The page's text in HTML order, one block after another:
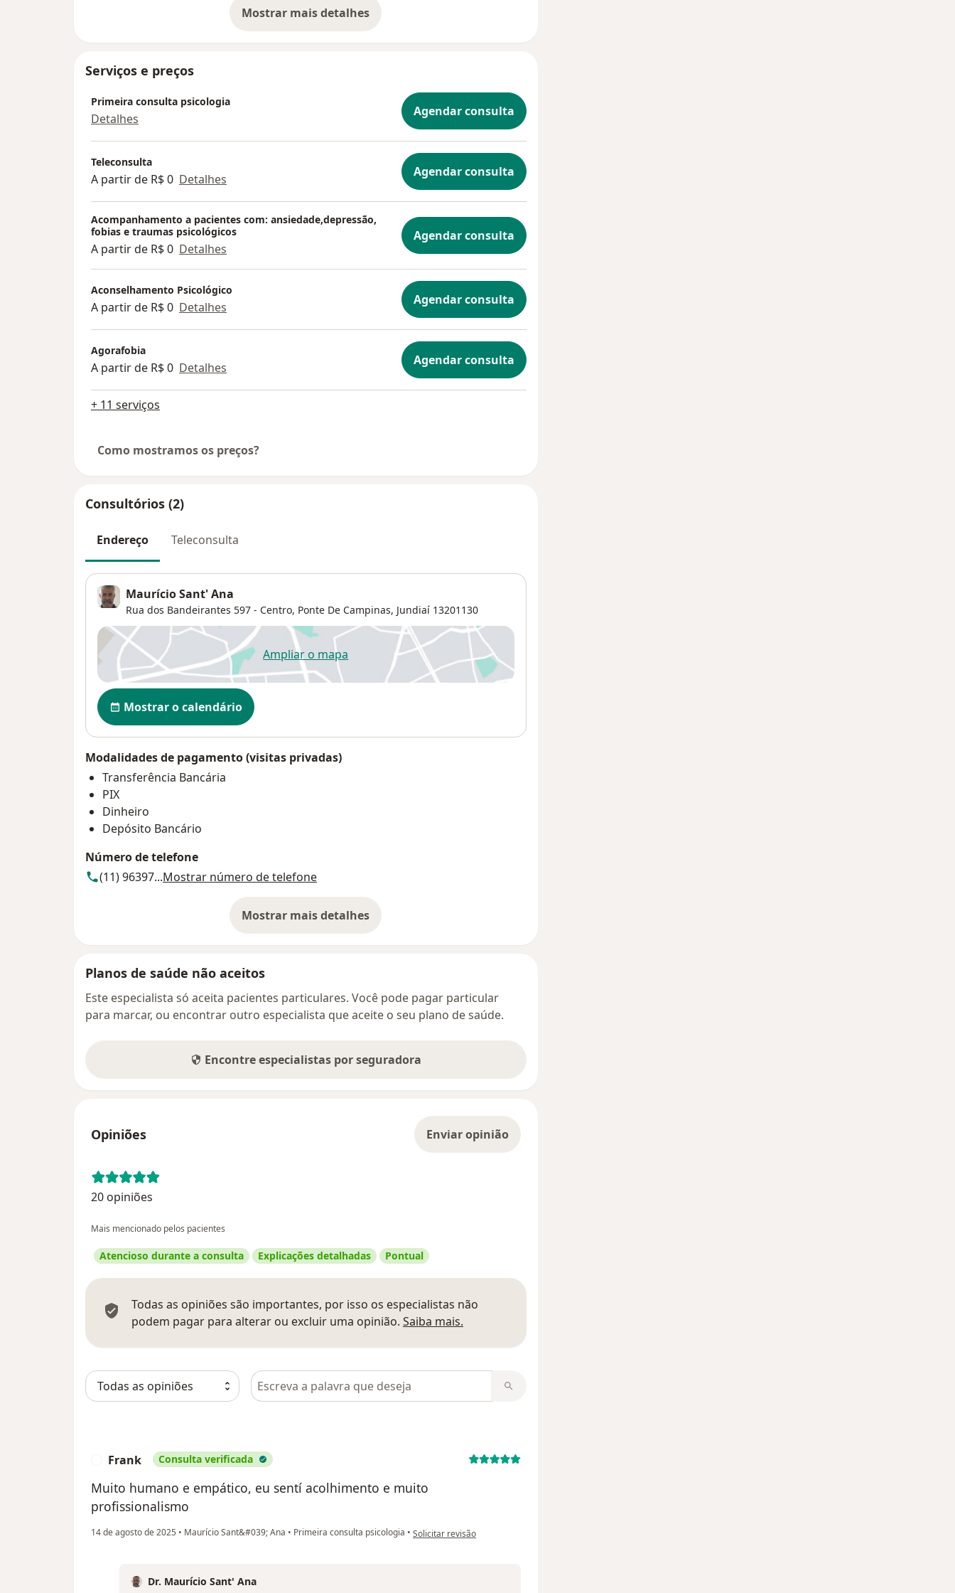
transtorno abuso substancias - TUS, apatia, melancolia, expectativa, abuso
vida, rompimentos, mudança, separação, superação desafio, presencial, online,
on-line.
Mostrar mais detalhes
sobre a experiência
Serviços e preços
Primeira consulta psicologia
Detalhes Agendar consulta
Teleconsulta
A partir de R$ 0 Detalhes Agendar consulta
Acompanhamento a pacientes com: ansiedade,depressão,
fobias e traumas psicológicos
A partir de R$ 0 Detalhes
Agendar consulta
Aconselhamento Psicológico
A partir de R$ 0 Detalhes Agendar consulta
Agorafobia
A partir de R$ 0 Detalhes Agendar consulta
+ 11 serviços
Como mostramos os preços?
Consultórios (2)
Endereço Teleconsulta
Maurício Sant' Ana
Rua dos Bandeirantes 597 - Centro, Ponte De Campinas, Jundiaí 13201130
Ampliar o mapaabre num novo separador
Disponibilidade
Mostrar o calendário
Modalidades de pagamento (visitas privadas)
Transferência Bancária
PIX
Dinheiro
Depósito Bancário
Número de telefone
(11) 96397...Mostrar número de telefone
Mostrar mais detalhes
sobre o endereço
Planos de saúde não aceitos
Este especialista só aceita pacientes particulares. Você pode pagar particular
para marcar, ou encontrar outro especialista que aceite o seu plano de saúde.
Encontre especialistas por seguradora
Opiniões Enviar opinião
20 opiniões
Mais mencionado pelos pacientes
Atencioso durante a consulta Explicações detalhadas Pontual
Todas as opiniões são importantes, por isso os especialistas não
podem pagar para alterar ou excluir uma opinião. Saiba mais.
Pesquisar em opiniões
Frank Consulta verificada
Muito humano e empático, eu sentí acolhimento e muito
profissionalismo
14 de agosto de 2025 • Maurício Sant&#039; Ana • Primeira consulta psicologia • na opinião do utilizador Frank
Solicitar revisão
Dr. Maurício Sant' Ana